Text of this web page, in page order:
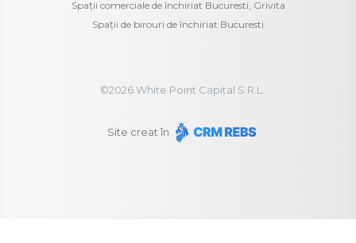
Spații comerciale de închiriat Bucuresti, Grivita
Spații de birouri de închiriat Bucuresti
©2026White Point Capital S.R.L.
Site creat în